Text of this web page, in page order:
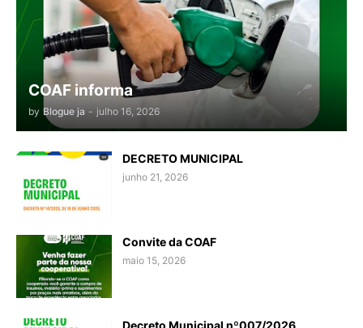
COAF informa
by Blogue ja - julho 16, 2026
DECRETO MUNICIPAL
junho 21, 2026
Convite da COAF
maio 15, 2026
Decreto Municipal nº007/2026